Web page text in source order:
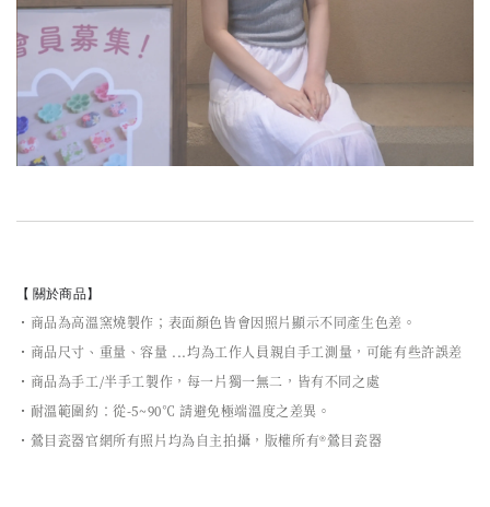
【 關於商品】
・商品為高溫窯燒製作；表面顏色皆會因照片顯示不同產生色差。
・商品尺寸、重量、容量 ...均為工作人員親自手工測量，可能有些許誤差
・商品為手工/半手工製作，每一片獨一無二，皆有不同之處
・耐溫範圍約：從-5~90℃ 請避免極端溫度之差異。
・鶯目瓷器官網所有照片均為自主拍攝，版權所有®鶯目瓷器